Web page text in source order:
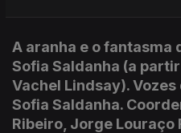
A aranha e o fantasma
Sofia Saldanha (a
Vachel Lindsay).
Sofia Saldanha.
Ribeiro, Jorge Louraço